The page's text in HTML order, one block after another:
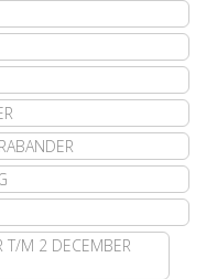
T/M 2 DECEMBER